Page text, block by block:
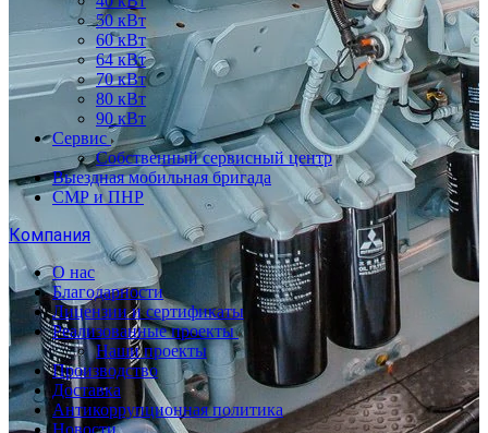
50 кВт
60 кВт
64 кВт
70 кВт
80 кВт
90 кВт
Сервис
Собственный сервисный центр
Выездная мобильная бригада
СМР и ПНР
Компания
О нас
Благодарности
Лицензии и сертификаты
Реализованные проекты
Наши проекты
Производство
Доставка
Антикоррупционная политика
Новости